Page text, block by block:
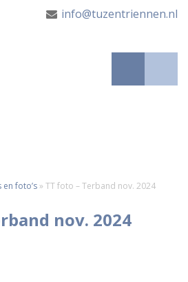
info@tuzentriennen.nl
en foto’s» TT foto – Terband nov. 2024
nov. 2024